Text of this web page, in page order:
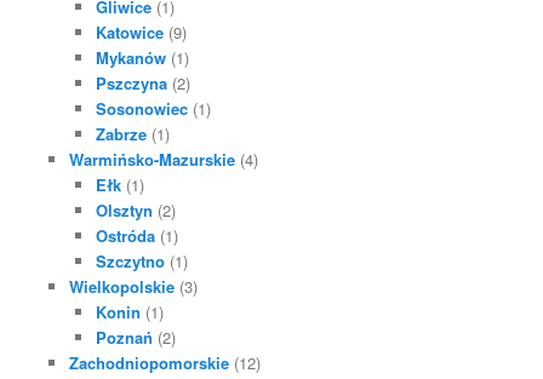
Gliwice (1)
Katowice (9)
Mykanów (1)
Pszczyna (2)
Sosonowiec (1)
Zabrze (1)
Warmińsko-Mazurskie(4)
Ełk (1)
Olsztyn (2)
Ostróda (1)
Szczytno (1)
Wielkopolskie(3)
Konin (1)
Poznań (2)
Zachodniopomorskie(12)